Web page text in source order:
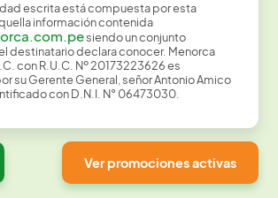
escrita está compuesta por esta
información contenida
siendo un conjunto
destinatario declara conocer. Menorca
con R.U.C. Nº 20173223626 es
su Gerente General, señor Antonio Amico
con D.N.I. N° 06473030.
Ver promociones activas